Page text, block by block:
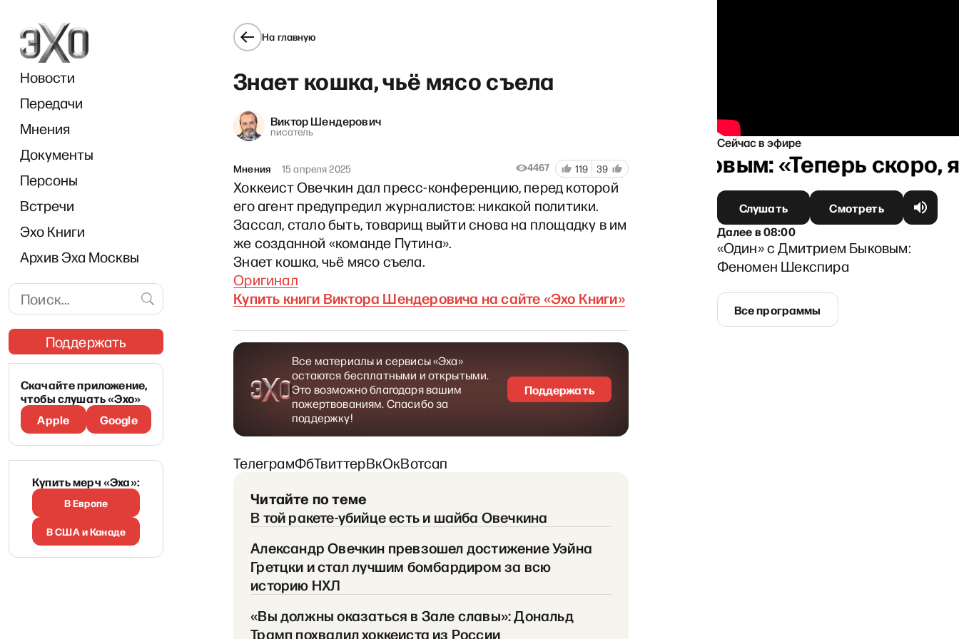
Новости
Передачи
Мнения
Документы
Персоны
Встречи
Эхо Книги
Архив Эха Москвы
Поддержать
Скачайте приложение,
чтобы слушать «Эхо»
Apple
Google
Купить мерч «Эха»:
В Европе
В США и Канаде
На главную
Знает кошка, чьё мясо съела
Виктор Шендерович
писатель
Мнения 15 апреля 2025 4467 119 39
Хоккеист Овечкин дал пресс-конференцию, перед которой
его агент предупредил журналистов: никакой политики.
Зассал, стало быть, товарищ выйти снова на площадку в им
же созданной «команде Путина».
Знает кошка, чьё мясо съела.
Оригинал
Купить книги Виктора Шендеровича на сайте «Эхо Книги»
Все материалы и сервисы «Эха»
остаются бесплатными и открытыми.
Это возможно благодаря вашим
пожертвованиям. Спасибо за
поддержку!
Поддержать
ТелеграмФбТвиттерВкОкВотсап
Читайте по теме
В той ракете-убийце есть и шайба Овечкина
Александр Овечкин превзошел достижение Уэйна
Гретцки и стал лучшим бомбардиром за всю
историю НХЛ
«Вы должны оказаться в Зале славы»: Дональд
Трамп похвалил хоккеиста из России
Сейчас в эфире
«И грянул Грэм» с Михаилом Касьяновым: «Теперь
Слушать
Смотреть
Далеев08:00
«Один» с Дмитрием Быковым:
Феномен Шекспира
Все программы